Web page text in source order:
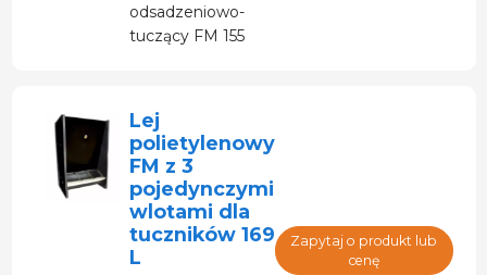
odsadzeniowo-
tuczący FM 155
Lej
polietylenowy
FM z 3
pojedynczymi
wlotami dla
tuczników 169
L
Zapytaj o produkt lub
cenę